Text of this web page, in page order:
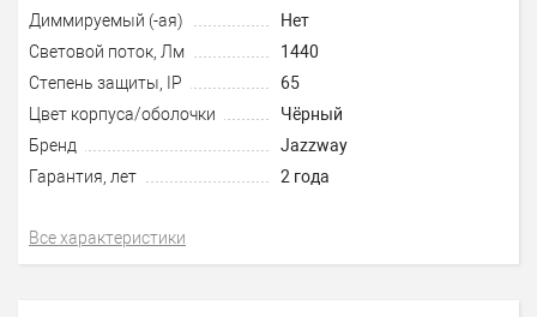
Диммируемый (-ая)
Нет
Световой поток, Лм
1440
Степень защиты, IP
65
Цвет корпуса/оболочки
Чёрный
Бренд
Jazzway
Гарантия, лет
2 года
Все характеристики